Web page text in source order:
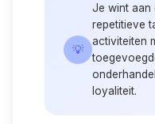
💡
Je wint aan
repetitieve
activiteiten
loyaliteit.